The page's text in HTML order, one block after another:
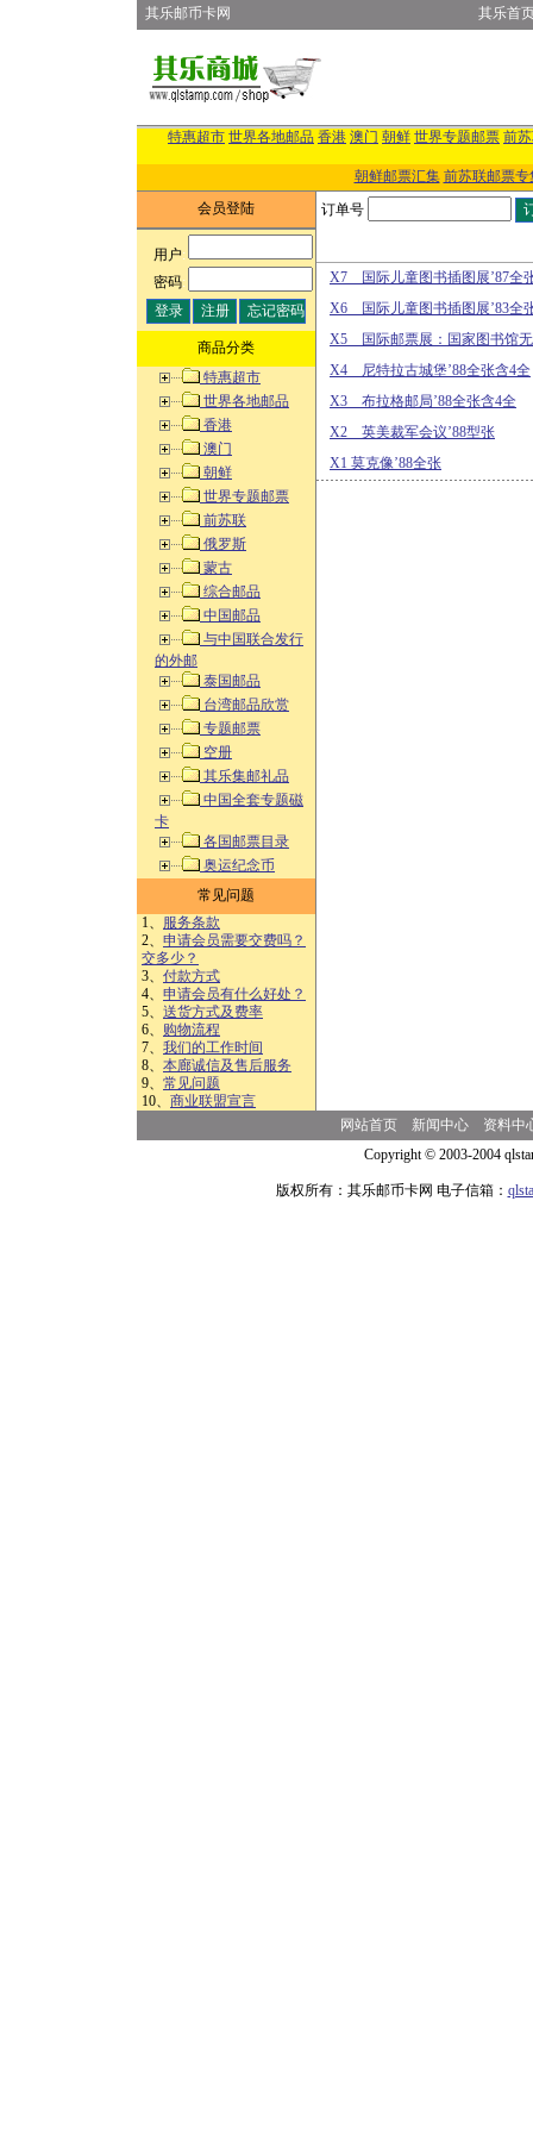
其乐邮币卡网 其乐首
特惠超市 世界各地邮品 香港 澳门 朝鲜 世界专题邮票 前
朝鲜邮票汇集 前苏联邮票专
会员登陆
用户:
密码:
商品分类
特惠超市
世界各地邮品
香港
澳门
朝鲜
世界专题邮票
前苏联
俄罗斯
蒙古
综合邮品
中国邮品
与中国联合发行
的外邮
泰国邮品
台湾邮品欣赏
专题邮票
空册
其乐集邮礼品
中国全套专题磁
卡
各国邮票目录
奥运纪念币
常见问题
1、 服务条款
2、 申请会员需要交费吗？
交多少？
3、 付款方式
4、 申请会员有什么好处？
5、 送货方式及费率
6、 购物流程
7、 我们的工作时间
8、 本廊诚信及售后服务
9、 常见问题
10、 商业联盟宣言
订单号
X7 国际儿童图书插图展’87全
X6 国际儿童图书插图展’83全
X5 国际邮票展：国家图书馆
X4 尼特拉古城堡’88全张含4全
X3 布拉格邮局’88全张含4全
X2 英美裁军会议’88型张
X1 莫克像’88全张
网站首页 新闻中心
资料中
Copyright © 2003-2004
版权所有：其乐邮币卡网 电子信箱：